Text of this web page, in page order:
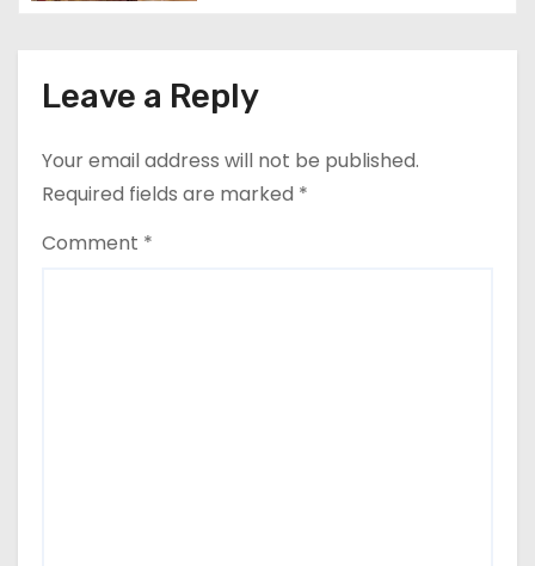
n
Leave a Reply
Your email address will not be published.
Required fields are marked *
Comment *